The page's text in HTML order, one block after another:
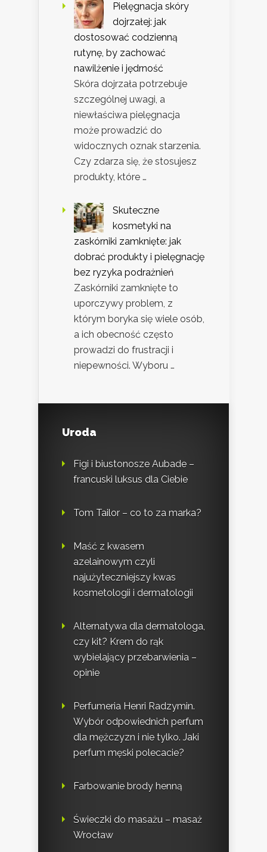
Pielęgnacja skóry
dojrzałej: jak
dostosować codzienną
rutynę, by zachować
nawilżenie i jędrność
Skóra dojrzała potrzebuje
szczególnej uwagi, a
niewłaściwa pielęgnacja
może prowadzić do
widocznych oznak starzenia.
Czy zdarza się, że stosujesz
produkty, które …
Skuteczne
kosmetyki na
zaskórniki zamknięte: jak
dobrać produkty i pielęgnację
bez ryzyka podrażnień
Zaskórniki zamknięte to
uporczywy problem, z
którym boryka się wiele osób,
a ich obecność często
prowadzi do frustracji i
niepewności. Wyboru …
Uroda
Figi i biustonosze Aubade –
francuski luksus dla Ciebie
Tom Tailor – co to za marka?
Maść z kwasem
azelainowym czyli
najużyteczniejszy kwas
kosmetologii i dermatologii
Alternatywa dla dermatologa,
czy kit? Krem do rąk
wybielający przebarwienia –
opinie
Perfumeria Henri Radzymin.
Wybór odpowiednich perfum
dla mężczyzn i nie tylko. Jaki
perfum męski polecacie?
Farbowanie brody henną
Świeczki do masażu – masaż
Wrocław